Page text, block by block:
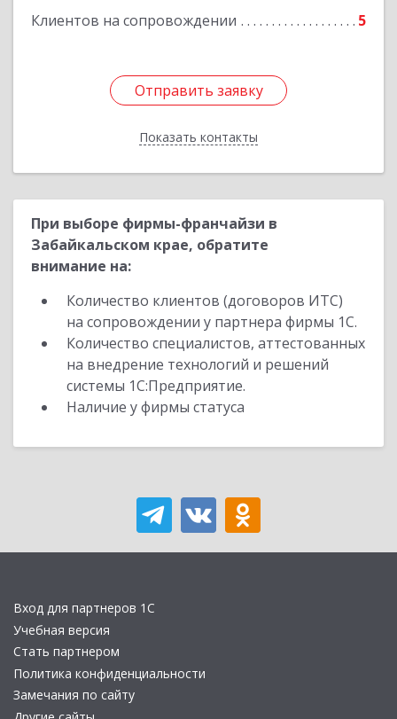
Клиентов на сопровождении 5
Отправить заявку
Показать контакты
Подробнее
Отправить заявку
Назад
При выборе фирмы-франчайзи в
Забайкальском крае, обратите
внимание на:
Количество клиентов (договоров ИТС)
на сопровождении у партнера фирмы 1С.
Количество специалистов, аттестованных
на внедрение технологий и решений
системы 1С:Предприятие.
Наличие у фирмы статуса
Вход для партнеров 1С
Учебная версия
Стать партнером
Политика конфиденциальности
Замечания по сайту